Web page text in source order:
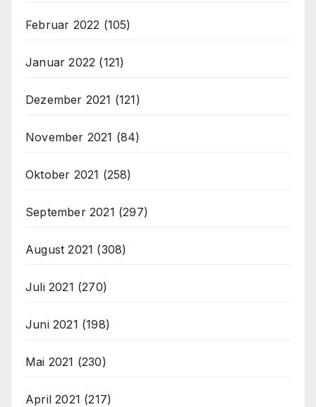
Februar 2022 (105)
Januar 2022 (121)
Dezember 2021 (121)
November 2021 (84)
Oktober 2021 (258)
September 2021 (297)
August 2021 (308)
Juli 2021 (270)
Juni 2021 (198)
Mai 2021 (230)
April 2021 (217)